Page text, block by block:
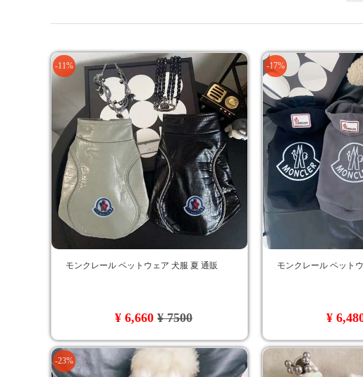
-11%
モンクレール ペットウェア 犬服 夏 通販
¥ 6,660¥ 7500
-17%
モンクレール ペット
¥
-23%